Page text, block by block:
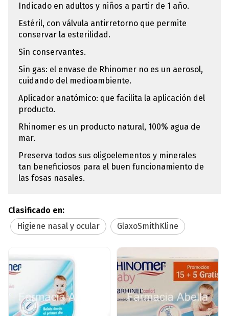
Indicado en adultos y niños a partir de 1 año.
Estéril, con válvula antirretorno que permite
conservar la esterilidad.
Sin conservantes.
Sin gas: el envase de Rhinomer no es un aerosol,
cuidando del medioambiente.
Aplicador anatómico: que facilita la aplicación del
producto.
Rhinomer es un producto natural, 100% agua de
mar.
Preserva todos sus oligoelementos y minerales
tan beneficiosos para el buen funcionamiento de
las fosas nasales.
Clasificado en:
Higiene nasal y ocular
GlaxoSmithKline